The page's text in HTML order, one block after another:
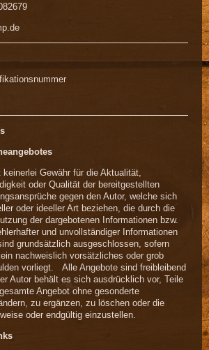
keinerlei Gewähr für die Aktualität,
oder Qualität der bereitgestellten
gegen den Autor, welche sich
oder ideeller Art beziehen, die durch die
der dargebotenen Informationen bzw.
und unvollständiger Informationen
grundsätzlich ausgeschlossen, sofern
nachweislich vorsätzliches oder grob
vorliegt. Alle Angebote sind freibleibend
Autor behält es sich ausdrücklich vor, Teile
Angebot ohne gesonderte
zu ergänzen, zu löschen oder die
oder endgültig einzustellen.